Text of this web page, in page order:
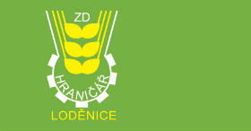
Přeskočit